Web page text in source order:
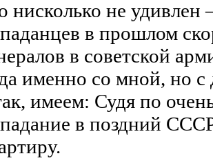
нисколько не
в прошлом
в советской
именно со мной, но
имеем: Судя по
в поздний